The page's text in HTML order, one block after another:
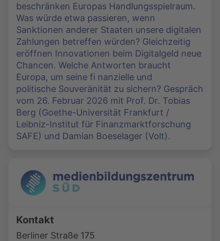
beschränken Europas Handlungsspielraum.
Was würde etwa passieren, wenn
Sanktionen anderer Staaten unsere digitalen
Zahlungen betreffen würden? Gleichzeitig
eröffnen Innovationen beim Digitalgeld neue
Chancen. Welche Antworten braucht
Europa, um seine fi nanzielle und
politische Souveränität zu sichern? Gespräch
vom 26. Februar 2026 mit Prof. Dr. Tobias
Berg (Goethe-Universität Frankfurt /
Leibniz-Institut für Finanzmarktforschung
SAFE) und Damian Boeselager (Volt).
Kontakt
Berliner Straße 175